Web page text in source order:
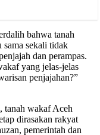
bahwa tanah
sama sekali tidak
dan perampas.
yang jelas-jelas
penjajahan?”
tanah wakaf Aceh
dirasakan rakyat
pemerintah dan